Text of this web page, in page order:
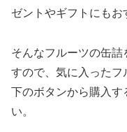
ゼントやギフトにもお
そんなフルーツの缶詰
すので、気に入ったフ
下のボタンから購入す
い。